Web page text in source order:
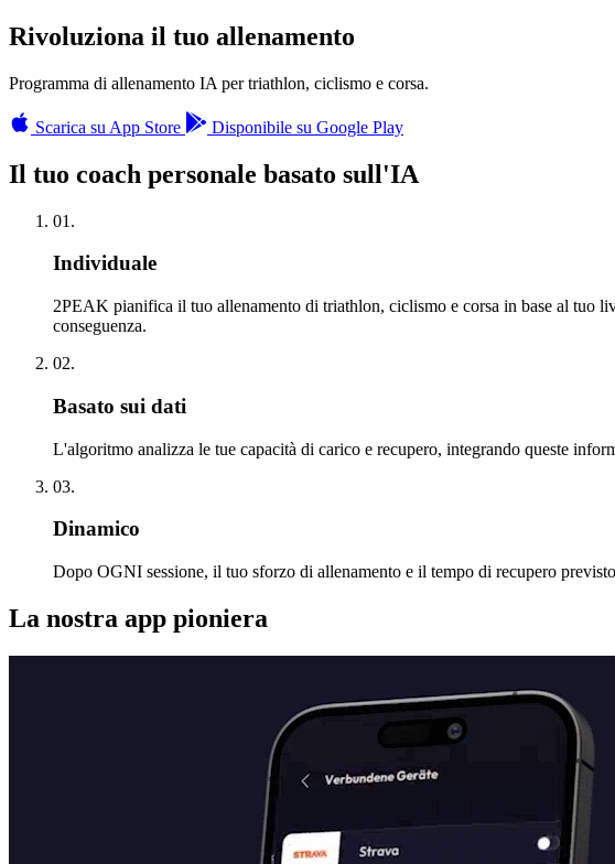
Rivoluziona il tuo allenamento
Programma di allenamento IA per triathlon, ciclismo e corsa.
Scarica su App Store Disponibile su Google Play
Il tuo coach personale basato sull'IA
01.
Individuale
2PEAK pianifica il tuo allenamento di triathlon, ciclismo e corsa in base al tuo
conseguenza.
02.
Basato sui dati
L'algoritmo analizza le tue capacità di carico e recupero, integrando queste
03.
Dinamico
Dopo OGNI sessione, il tuo sforzo di allenamento e il tempo di recupero
La nostra app pioniera